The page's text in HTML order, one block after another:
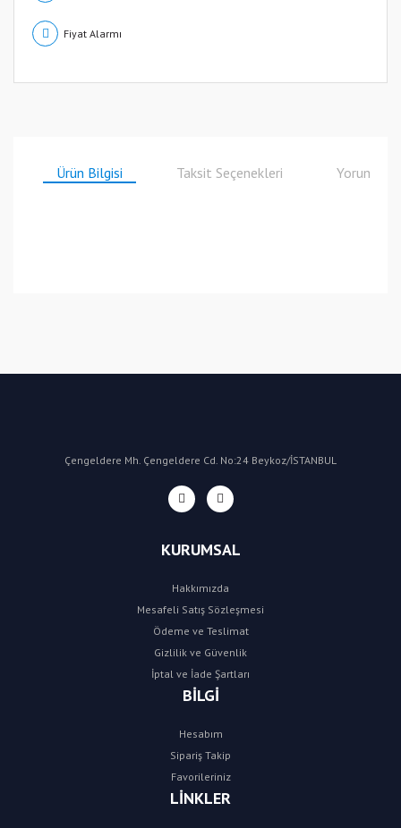
Fiyat Alarmı
Ürün Bilgisi Taksit Seçenekleri Yorumlar
Çengeldere Mh. Çengeldere Cd. No:24 Beykoz/İSTANBUL
KURUMSAL
Hakkımızda
Mesafeli Satış Sözleşmesi
Ödeme ve Teslimat
Gizlilik ve Güvenlik
İptal ve İade Şartları
BİLGİ
Hesabım
Sipariş Takip
Favorileriniz
LİNKLER